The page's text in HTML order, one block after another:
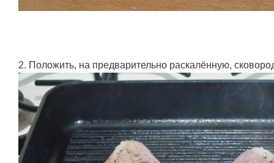
2. Положить, на предварительно раскалённую,